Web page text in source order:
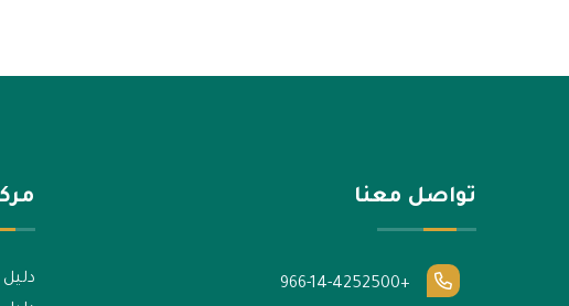
تواصل معنا
+966-14-4252500